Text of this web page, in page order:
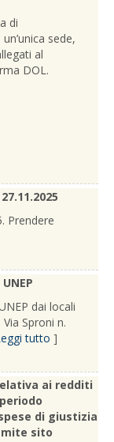
di
sede,
al
DOL.
Prendere
dai locali
Sproni n.
tutto ]
ai redditi
di giustizia
sito